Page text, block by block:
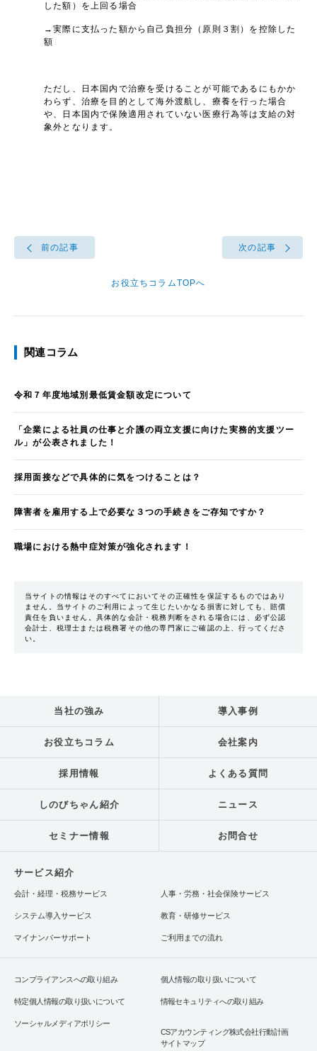
した額）を上回る場合
→実際に支払った額から自己負担分（原則３割）を控除した
額
ただし、日本国内で治療を受けることが可能であるにもかか
わらず、治療を目的として海外渡航し、療養を行った場合
や、日本国内で保険適用されていない医療行為等は支給の対
象外となります。
前の記事
お役立ちコラムTOPへ
次の記事
関連コラム
令和７年度地域別最低賃金額改定について
「企業による社員の仕事と介護の両立支援に向けた実務的支援ツー
ル」が公表されました！
採用面接などで具体的に気をつけることは？
障害者を雇用する上で必要な３つの手続きをご存知ですか？
職場における熱中症対策が強化されます！
当サイトの情報はそのすべてにおいてその正確性を保証するものではあり
ません。当サイトのご利用によって生じたいかなる損害に対しても、賠償
責任を負いません。具体的な会計・税務判断をされる場合には、必ず公認
会計士、税理士または税務署その他の専門家にご確認の上、行ってくださ
い。
当社の強み 導入事例
お役立ちコラム 会社案内
採用情報 よくある質問
しのびちゃん紹介 ニュース
セミナー情報 お問合せ
サービス紹介
会計・経理・税務サービス 人事・労務・社会保険サービス
システム導入サービス 教育・研修サービス
マイナンバーサポート ご利用までの流れ
コンプライアンスへの取り組み 個人情報の取り扱いについて
特定個人情報の取り扱いについて 情報セキュリティへの取り組み
ソーシャルメディアポリシー
CSアカウンティング株式会社行動計画
サイトマップ